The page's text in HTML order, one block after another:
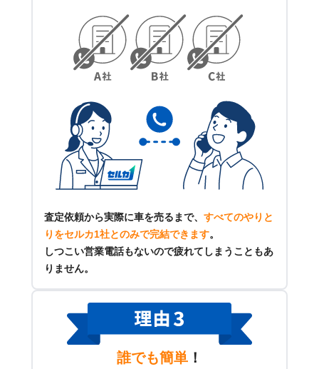
査定依頼から実際に車を売るまで、 すべてのやりと
りをセルカ1社とのみで完結できます。
しつこい営業電話もないので疲れてしまうこともあ
りません。
誰でも簡単 ！